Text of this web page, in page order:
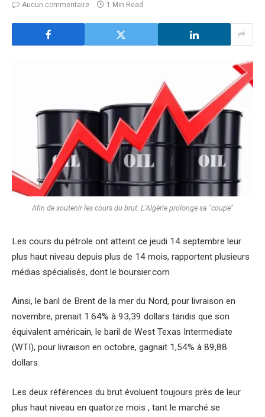
Aucun commentaire
1 Min Read
Afin de soutenir les cours du brut: L'Algérie prolonge sa "coupe"
Les cours du pétrole ont atteint ce jeudi 14 septembre leur
plus haut niveau depuis plus de 14 mois, rapportent plusieurs
médias spécialisés, dont le boursier.com
Ainsi, le baril de Brent de la mer du Nord, pour livraison en
novembre, prenait 1.64% à 93,39 dollars tandis que son
équivalent américain, le baril de West Texas Intermediate
(WTI), pour livraison en octobre, gagnait 1,54% à 89,88
dollars.
Les deux références du brut évoluent toujours près de leur
plus haut niveau en quatorze mois , tant le marché se